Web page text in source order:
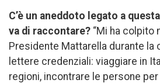
C’è un aneddoto legato a
va di raccontare? “Mi ha colpito
Presidente Mattarella durante la
lettere credenziali: viaggiare in
regioni, incontrare le persone